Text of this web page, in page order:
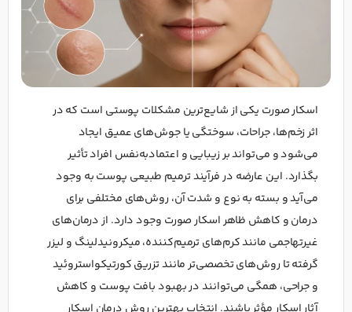
اسکار صورت یکی از شایع‌ترین مشکلات پوستی است که در
اثر زخم‌ها، جراحات، سوختگی یا جوش‌های عمیق ایجاد
می‌شود و می‌تواند بر زیبایی و اعتمادبه‌نفس افراد تأثیر
بگذارد. این عارضه در فرآیند ترمیم طبیعی پوست به وجود
می‌آید و بسته به نوع و شدت آن، روش‌های مختلفی برای
درمان و کاهش ظاهر اسکار صورت وجود دارد. از درمان‌های
غیرتهاجمی مانند کرم‌های ترمیم‌کننده، میکرونیدلینگ و لیزر
گرفته تا روش‌های تخصصی‌تر مانند تزریق کورتیکواستروئید
و جراحی، همگی می‌توانند در بهبود بافت پوست و کاهش
آثار اسکار مؤثر باشند. انتخاب بهترین روش درمان اسکار